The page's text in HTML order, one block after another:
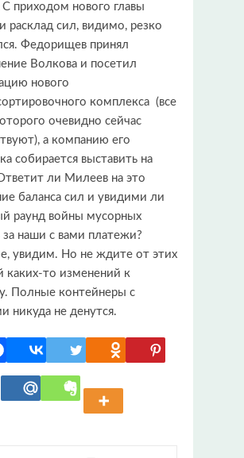
приходом нового главы
расклад сил, видимо, резко
Федорищев принял
Волкова и посетил
нового
комплекса (все
очевидно сейчас
а компанию его
собирается выставить на
ли Милеев на это
баланса сил и увидими ли
раунд войны мусорных
за наши с вами платежи?
увидим. Но не ждите от этих
каких-то изменений к
Полные контейнеры с
никуда не денутся.